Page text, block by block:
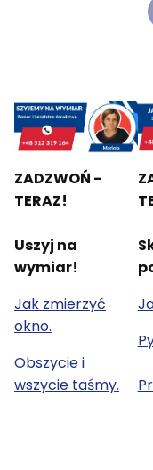
ZADZWOŃ -
TERAZ!
Uszyj na
wymiar!
Jak zmierzyć
okno.
Obszycie i
wszycie taśmy.